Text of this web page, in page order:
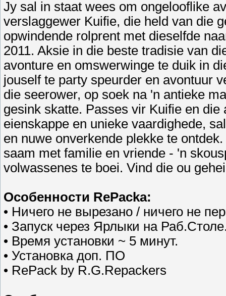
Jy sal in staat wees om ongelooflike
verslaggewer Kuifie, die held van die
opwindende rolprent met dieselfde
2011. Aksie in die beste tradisie van
avonture en omswerwinge te duik in
jouself te party speurder en avontuur
die seerower, op soek na 'n antieke
gesink skatte. Passes vir Kuifie en
eienskappe en unieke vaardighede,
en nuwe onverkende plekke te
saam met familie en vriende - 'n
volwassenes te boei. Vind die ou
Особенности RePacka:
• Ничего не вырезано / ничего не
• Запуск через Ярлыки на
• Время установки ~ 5 минут.
• Установка доп. ПО
• RePack by R.G.Repackers